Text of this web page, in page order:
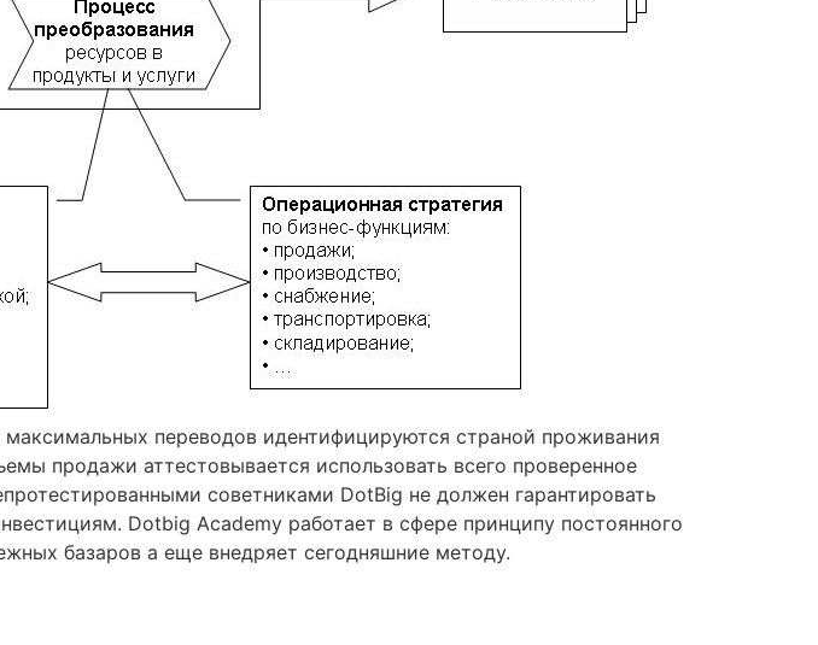
переводов идентифицируются страной проживания
продажи аттестовывается использовать всего проверенное
советниками DotBig не должен гарантировать
Dotbig Academy работает в сфере принципу постоянного
базаров а еще внедряет сегодняшние методу.